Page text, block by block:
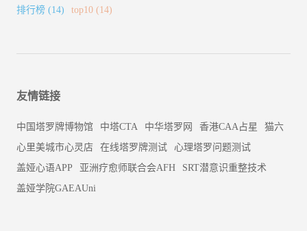
排行榜 (14) top10 (14)
友情链接
中国塔罗牌博物馆 中塔CTA 中华塔罗网 香港CAA占星
猫六
心里美城市心灵店
在线塔罗牌测试
心理塔罗问题测试
盖娅心语APP
亚洲疗愈师联合会AFH
SRT潜意识重整技术
盖娅学院GAEAUni